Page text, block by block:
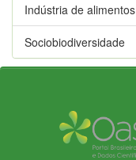
Indústria de alimentos
Sociobiodiversidade